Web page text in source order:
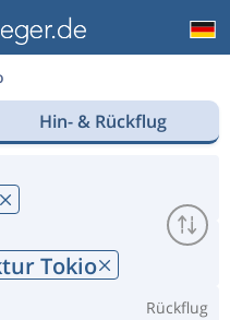
Hin- & Rückflug
Tokio
Rückflug